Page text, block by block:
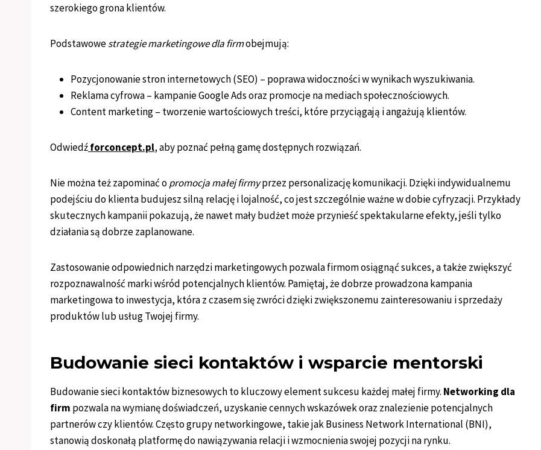
szerokiego grona klientów.
Podstawowestrategie marketingowe dla firmobejmują:
Pozycjonowanie stron internetowych (SEO) – poprawa widoczności w wynikach wyszukiwania.
Reklama cyfrowa – kampanie Google Ads oraz promocje na mediach społecznościowych.
Content marketing – tworzenie wartościowych treści, które przyciągają i angażują klientów.
Odwiedźforconcept.pl, aby poznać pełną gamę dostępnych rozwiązań.
Nie można też zapominać opromocja małej firmyprzez personalizację komunikacji. Dzięki indywidualnemu
podejściu do klienta budujesz silną relację i lojalność, co jest szczególnie ważne w dobie cyfryzacji. Przykłady
skutecznych kampanii pokazują, że nawet mały budżet może przynieść spektakularne efekty, jeśli tylko
działania są dobrze zaplanowane.
Zastosowanie odpowiednich narzędzi marketingowych pozwala firmom osiągnąć sukces, a także zwiększyć
rozpoznawalność marki wśród potencjalnych klientów. Pamiętaj, że dobrze prowadzona kampania
marketingowa to inwestycja, która z czasem się zwróci dzięki zwiększonemu zainteresowaniu i sprzedaży
produktów lub usług Twojej firmy.
Budowanie sieci kontaktów i wsparcie mentorski
Budowanie sieci kontaktów biznesowych to kluczowy element sukcesu każdej małej firmy. Networking dla
firm pozwala na wymianę doświadczeń, uzyskanie cennych wskazówek oraz znalezienie potencjalnych
partnerów czy klientów. Często grupy networkingowe, takie jak Business Network International (BNI),
stanowią doskonałą platformę do nawiązywania relacji i wzmocnienia swojej pozycji na rynku.